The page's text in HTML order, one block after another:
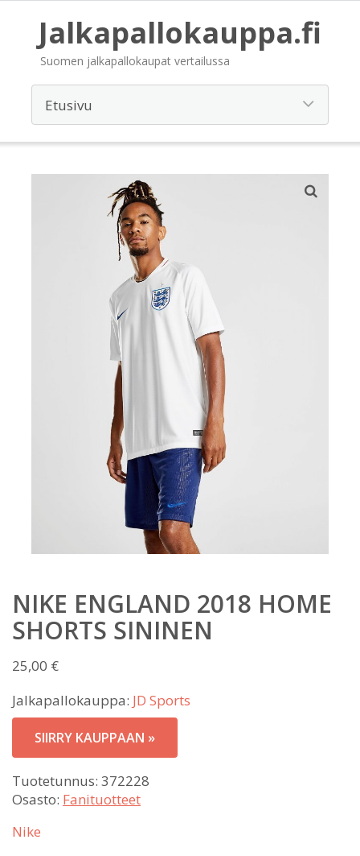
Jalkapallokauppa.fi
Suomen jalkapallokaupat vertailussa
NIKE ENGLAND 2018 HOME
SHORTS SININEN
25,00 €
Jalkapallokauppa: JD Sports
SIIRRY KAUPPAAN »
Tuotetunnus: 372228
Osasto: Fanituotteet
Nike